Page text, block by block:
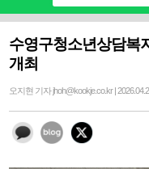
수영구청소년상담복
개최
오지현 기자 jhoh@kookje.co.kr |